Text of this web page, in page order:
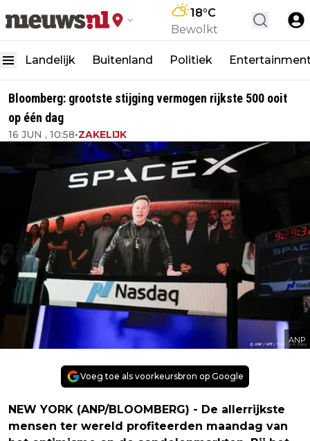
18°C
Bewolkt
Landelijk Buitenland Politiek
Bloomberg: grootste stijging vermogen rijkste 500 ooit
op één dag
16 JUN , 10:58•ZAKELIJK
ANP
Voeg toe als voorkeursbron op Google
NEW YORK (ANP/BLOOMBERG) - De allerrijkste
mensen ter wereld profiteerden maandag van